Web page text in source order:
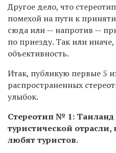
Другое дело, что
помехой на пути к
сюда или — напротив —
по приезду. Так или
объективность.
Итак, публикую первые 5
распространенных
улыбок.
Стереотип № 1: Таиланд
туристической отрасли,
любят туристов.